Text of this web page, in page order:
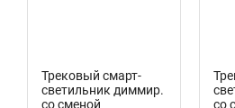
Трековый смарт-
светильник диммир.
со сменой
со